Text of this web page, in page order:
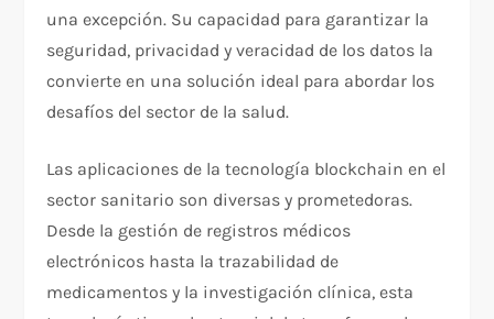
una excepción. Su capacidad para garantizar la
seguridad, privacidad y veracidad de los datos la
convierte en una solución ideal para abordar los
desafíos del sector de la salud.
Las aplicaciones de la tecnología blockchain en el
sector sanitario son diversas y prometedoras.
Desde la gestión de registros médicos
electrónicos hasta la trazabilidad de
medicamentos y la investigación clínica, esta